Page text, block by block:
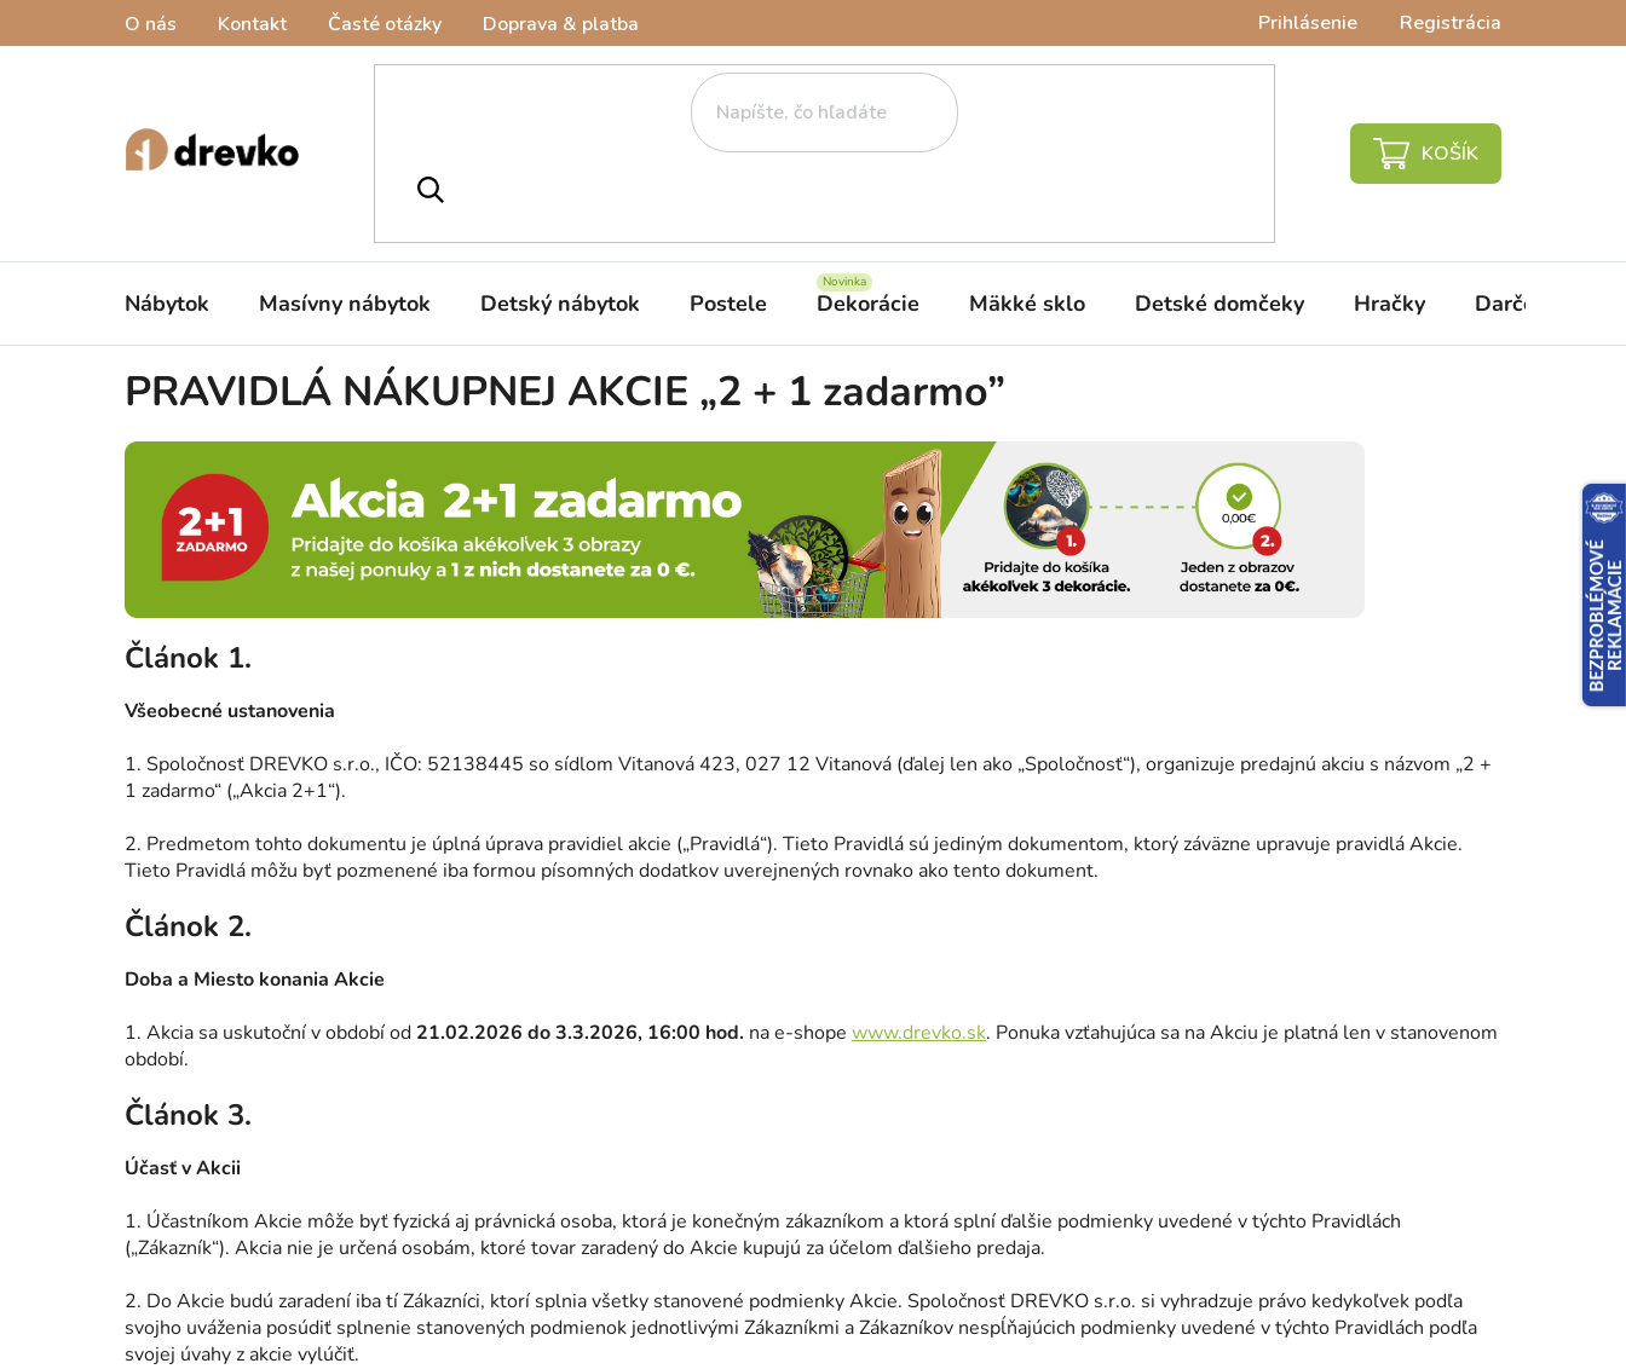
O nás Kontakt Časté otázky Doprava & platba Prihlásenie Registrácia
NÁKUPNÝ
Nábytok Masívny nábytok Detský nábytok Postele Dekorácie Mäkké sklo Detské domčeky Hračky Darčeky
PRAVIDLÁ NÁKUPNEJ AKCIE „2 + 1 zadarmo”
Článok 1.
Všeobecné ustanovenia
1. Spoločnosť DREVKO s.r.o., IČO: 52138445 so sídlom Vitanová 423, 027 12 Vitanová (ďalej len ako „Spoločnosť“), organizuje predajnú akciu s názvom „2 +
1 zadarmo“ („Akcia 2+1“).
2. Predmetom tohto dokumentu je úplná úprava pravidiel akcie („Pravidlá“). Tieto Pravidlá sú jediným dokumentom, ktorý záväzne upravuje pravidlá Akcie.
Tieto Pravidlá môžu byť pozmenené iba formou písomných dodatkov uverejnených rovnako ako tento dokument.
Článok 2.
Doba a Miesto konania Akcie
1. Akcia sa uskutoční v období od 21.02.2026 do 3.3.2026, 16:00 hod. na e-shope www.drevko.sk. Ponuka vzťahujúca sa na Akciu je platná len v stanovenom
období.
Článok 3.
Účasť v Akcii
1. Účastníkom Akcie môže byť fyzická aj právnická osoba, ktorá je konečným zákazníkom a ktorá splní ďalšie podmienky uvedené v týchto Pravidlách
(„Zákazník“). Akcia nie je určená osobám, ktoré tovar zaradený do Akcie kupujú za účelom ďalšieho predaja.
2. Do Akcie budú zaradení iba tí Zákazníci, ktorí splnia všetky stanovené podmienky Akcie. Spoločnosť DREVKO s.r.o. si vyhradzuje právo kedykoľvek podľa
svojho uváženia posúdiť splnenie stanovených podmienok jednotlivými Zákazníkmi a Zákazníkov nespĺňajúcich podmienky uvedené v týchto Pravidlách podľa
svojej úvahy z akcie vylúčiť.